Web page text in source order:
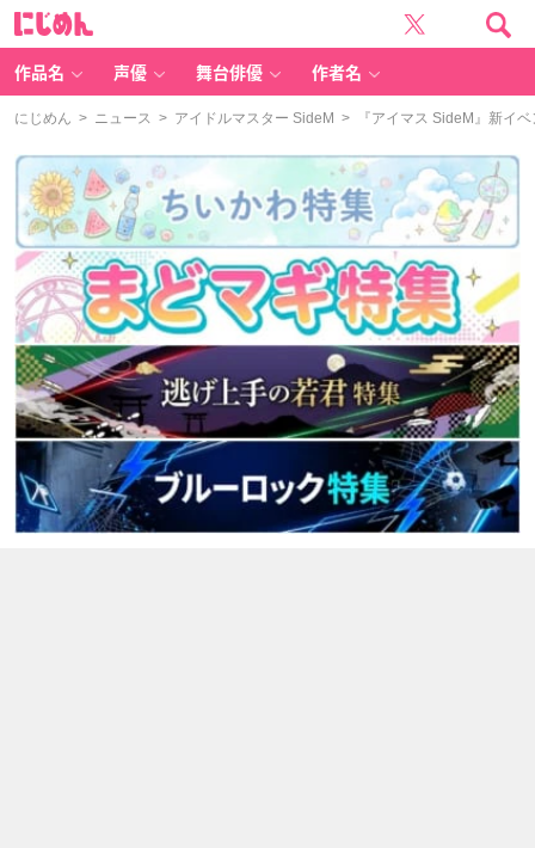
作品名 声優 舞台俳優 作者名
にじめん > ニュース > アイドルマスター SideM > 『アイマス SideM』新イ